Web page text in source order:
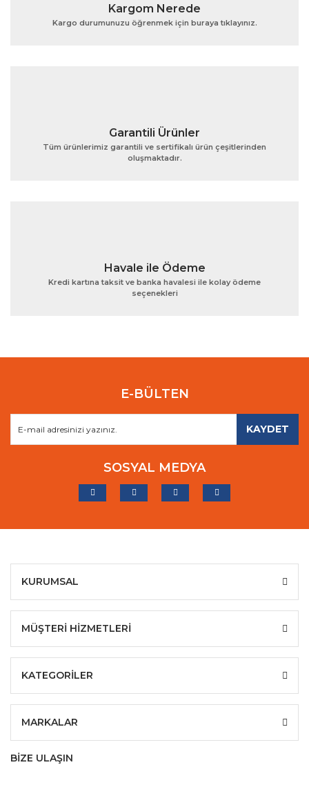
Kargom Nerede
Kargo durumunuzu öğrenmek için buraya tıklayınız.
Garantili Ürünler
Tüm ürünlerimiz garantili ve sertifikalı ürün çeşitlerinden
oluşmaktadır.
Havale ile Ödeme
Kredi kartına taksit ve banka havalesi ile kolay ödeme
seçenekleri
E-BÜLTEN
KAYDET
SOSYAL MEDYA
KURUMSAL
MÜŞTERİ HİZMETLERİ
KATEGORİLER
MARKALAR
BİZE ULAŞIN